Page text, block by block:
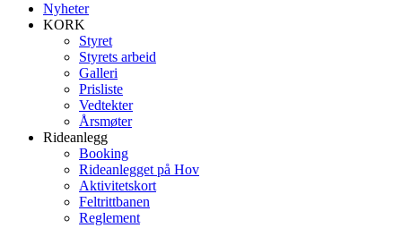
Nyheter
KORK
Styret
Styrets arbeid
Galleri
Prisliste
Vedtekter
Årsmøter
Rideanlegg
Booking
Rideanlegget på Hov
Aktivitetskort
Feltrittbanen
Reglement